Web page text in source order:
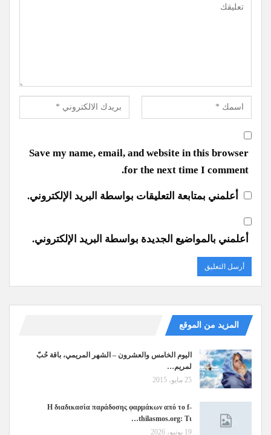
Save my name, email, and website in this browser
for the next time I comment.
أعلمني بمتابعة التعليقات بواسطة البريد الإلكتروني.
أعلمني بالمواضيع الجديدة بواسطة البريد الإلكتروني.
المزيد من الموقع
اليوم الخامس والعشرون – الشهر المريمي، باقة حُبّ
لمريم…
25 مايو، 2015
Η διαδικασία παράδοσης φαρμάκων από το f-
thilasmos.org: Τι…
19 يونيو، 2026